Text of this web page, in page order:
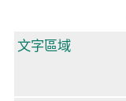
文字區域